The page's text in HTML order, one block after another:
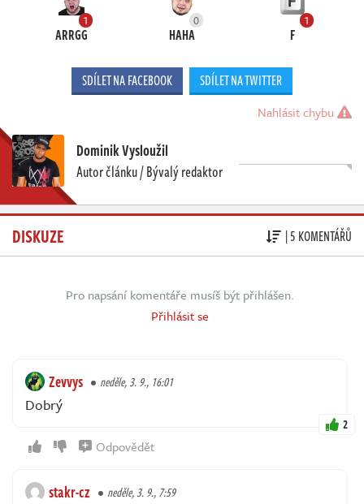
1
ARRGG
0
HAHA
1
F
SDÍLET NA FACEBOOK SDÍLET NA TWITTER
Nahlásit chybu
Dominik Vysloužil
Autor článku / Bývalý redaktor
DISKUZE | 5 KOMENTÁŘŮ
Pro napsání komentáře musíš být přihlášen.
Přihlásit se
Zevvys neděle, 3. 9., 16:01
Dobrý
2
Odpovědět
stakr-cz neděle, 3. 9., 7:59